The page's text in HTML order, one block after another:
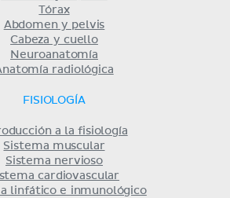
Tórax
Abdomen y pelvis
Cabeza y cuello
Neuroanatomía
radiológica
FISIOLOGÍA
a la fisiología
Sistema muscular
Sistema nervioso
cardiovascular
linfático e inmunológico